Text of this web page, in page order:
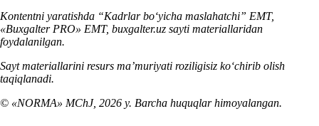
Kontentni yaratishda “Kadrlar boʻyicha maslahatchi” EMT,
«Buxgalter PRO» EMT, buxgalter.uz sayti materiallaridan
foydalanilgan.
Sayt materiallarini resurs ma’muriyati roziligisiz koʻchirib olish
taqiqlanadi.
© «NORMA» MChJ, 2026 y. Barcha huquqlar himoyalangan.